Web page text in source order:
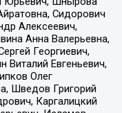
Сидорович
Алексеевич,
Анна Валерьевна,
Георгиевич,
Виталий Евгеньевич,
Олег
Шведов Григорий
Каргалицкий